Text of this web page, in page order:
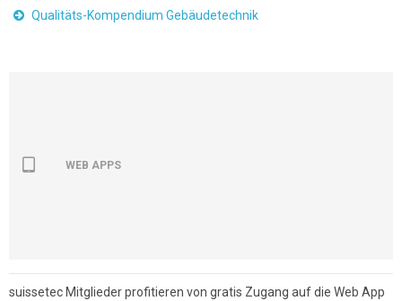
Qualitäts-Kompendium Gebäudetechnik
WEB APPS
suissetec Mitglieder profitieren von gratis Zugang auf die Web App